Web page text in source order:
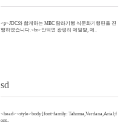
<p>JDC와 함게하는 MBC 탐라기행 식문화기행편을 진
행하였습니다.<br>안덕면 광평리 메밀밭, 메..
sd
<head><style>body{font-family: Tahoma,Verdana,Arial;f
ont..